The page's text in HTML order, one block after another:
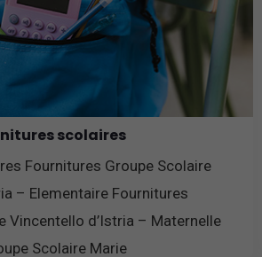
scolaires
Fournitures Groupe Scolaire
– Elementaire Fournitures
Vincentello d’Istria – Maternelle
Scolaire Marie